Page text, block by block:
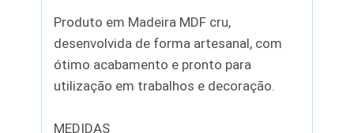
Produto em Madeira MDF cru,
desenvolvida de forma artesanal, com
ótimo acabamento e pronto para
utilização em trabalhos e decoração.
MEDIDAS